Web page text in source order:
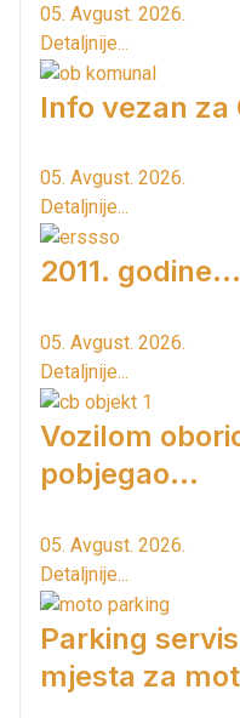
05. Avgust. 2026.
Detaljnije...
Info vezan za
05. Avgust. 2026.
Detaljnije...
2011. godine...
05. Avgust. 2026.
Detaljnije...
Vozilom
pobjegao...
05. Avgust. 2026.
Detaljnije...
Parking
mjesta za